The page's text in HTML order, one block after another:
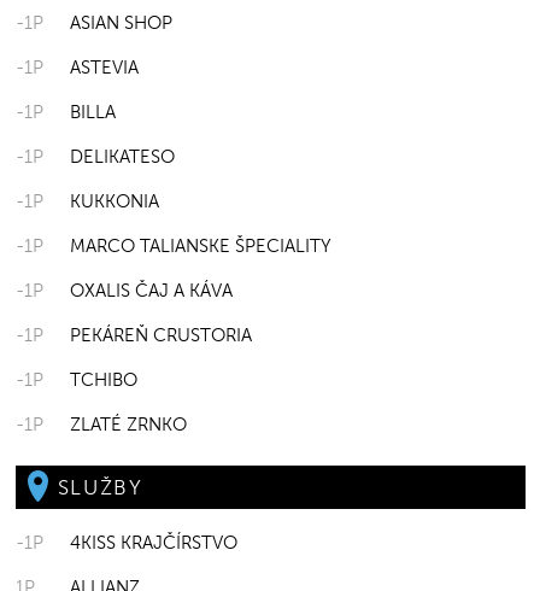
-1P ASIAN SHOP
-1P ASTEVIA
-1P BILLA
-1P DELIKATESO
-1P KUKKONIA
-1P MARCO TALIANSKE ŠPECIALITY
-1P OXALIS ČAJ A KÁVA
-1P PEKÁREŇ CRUSTORIA
-1P TCHIBO
-1P ZLATÉ ZRNKO
SLUŽBY
-1P 4KISS KRAJČÍRSTVO